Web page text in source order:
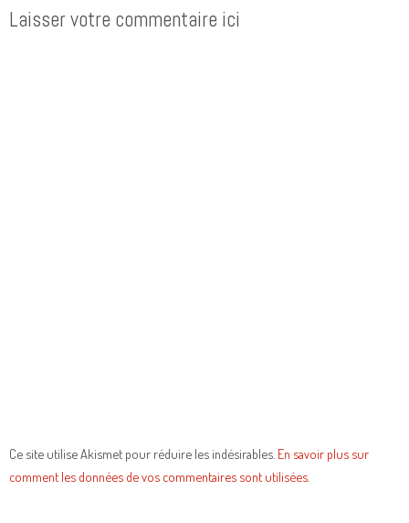
Laisser votre commentaire ici
Ce site utilise Akismet pour réduire les indésirables. En savoir plus sur
comment les données de vos commentaires sont utilisées